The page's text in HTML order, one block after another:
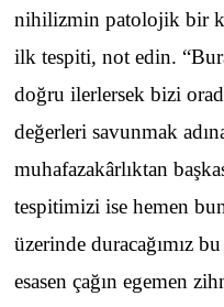
nihilizmin patolojik bir
ilk tespiti, not edin.
doğru ilerlersek bizi
değerleri savunmak
muhafazakârlıktan
tespitimizi ise hemen
üzerinde duracağımız
esasen çağın egemen